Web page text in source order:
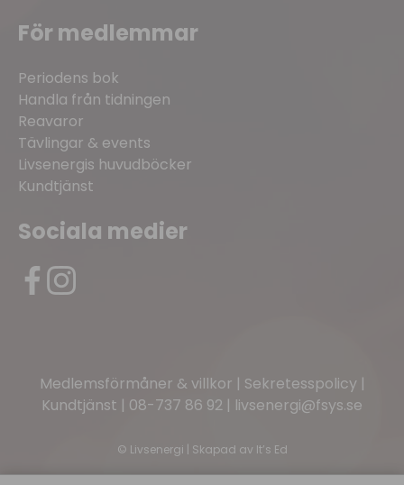
För medlemmar
Periodens bok
Handla från tidningen
Reavaror
Tävlingar & events
Livsenergis huvudböcker
Kundtjänst
Sociala medier
Medlemsförmåner & villkor | Sekretesspolicy |
Kundtjänst | 08-737 86 92 | livsenergi@fsys.se
© Livsenergi | Skapad av It’s Ed